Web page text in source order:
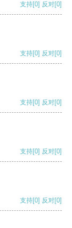
支持[0] 反对[0]
支持[0] 反对[0]
支持[0] 反对[0]
支持[0] 反对[0]
支持[0] 反对[0]